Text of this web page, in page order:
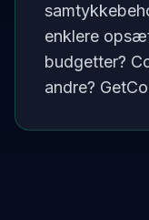
enklere
budgetter?
andre?